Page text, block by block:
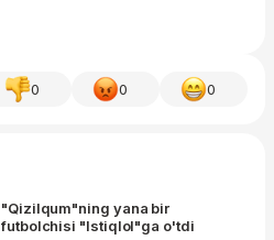
0 0 0
"Qizilqum"ning yana bir
futbolchisi "Istiqlol"ga o'tdi